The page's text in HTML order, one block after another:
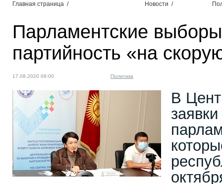
Главная страница / Новости /
Парламентские
партийность «на
17.08.2020 09:00 Политика
В